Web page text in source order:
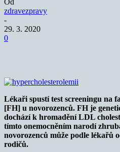
zdravezpravy
-
29. 3. 2020
0
Lékaři spustí test screeningu na
[FH] u novorozenců. FH je
dochází k hromadění LDL
tímto onemocněním narodí
novorozenců může podle lékařů
rodičů.